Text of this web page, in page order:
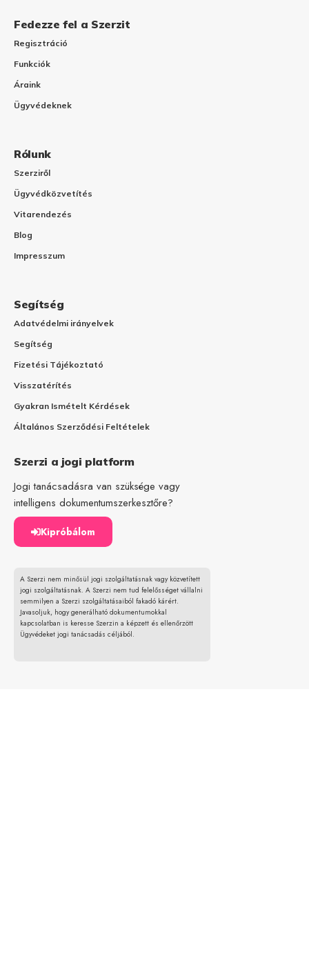
Fedezze fel a Szerzit
Regisztráció
Funkciók
Áraink
Ügyvédeknek
Rólunk
Szerziről
Ügyvédközvetítés
Vitarendezés
Blog
Impresszum
Segítség
Adatvédelmi irányelvek
Segítség
Fizetési Tájékoztató
Visszatérítés
Gyakran Ismételt Kérdések
Általános Szerződési Feltételek
Szerzi a jogi platform
Jogi tanácsadásra van szüksége vagy
intelligens dokumentumszerkesztőre?
Kipróbálom
A Szerzi nem minősül jogi szolgáltatásnak vagy közvetített
jogi szolgáltatásnak. A Szerzi nem tud felelősséget vállalni
semmilyen a Szerzi szolgáltatásaiból fakadó kárért.
Javasoljuk, hogy generálható dokumentumokkal
kapcsolatban is keresse Szerzin a képzett és ellenőrzött
Ügyvédeket jogi tanácsadás céljából.